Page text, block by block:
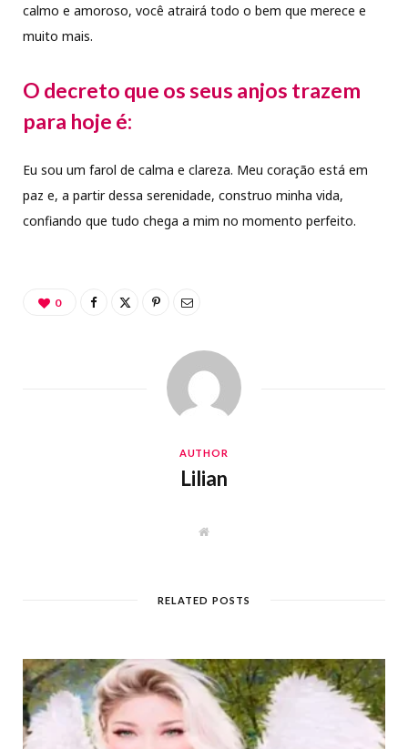
calmo e amoroso, você atrairá todo o bem que merece e
muito mais.
O decreto que os seus anjos trazem
para hoje é:
Eu sou um farol de calma e clareza. Meu coração está em
paz e, a partir dessa serenidade, construo minha vida,
confiando que tudo chega a mim no momento perfeito.
0
AUTHOR
Lilian
W
RELATED POSTS